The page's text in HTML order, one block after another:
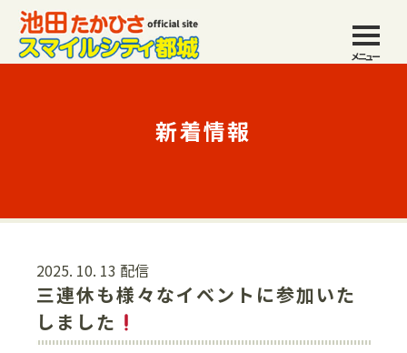
メニュー
新着情報
2025. 10. 13 配信
三連休も様々なイベントに参加いた
しました